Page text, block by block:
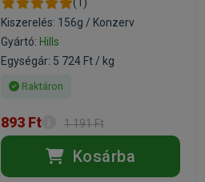
Kiszerelés: 156g / Konzerv
Gyártó: Hills
Egységár: 5 724 Ft / kg
Raktáron
893 Ft 1 191 Ft
Kosárba